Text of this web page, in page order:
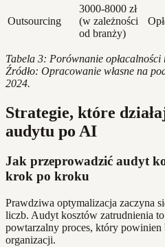
Outsourcing
3000-8000 zł
(w zależności
od branży)
Tabela 3: Porównanie
Źródło: Opracowanie własne na
2024.
Strategie, które
audytu po AI
Jak przeprowadzić audyt
krok po kroku
Prawdziwa optymalizacja zaczyna
liczb. Audyt kosztów zatrudnienia
powtarzalny proces, który
organizacji.